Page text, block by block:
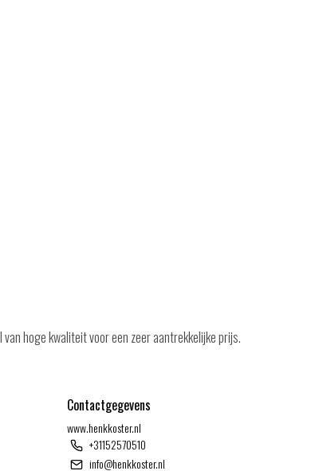
hoge kwaliteit voor een zeer aantrekkelijke prijs.
Contactgegevens
www.henkkoster.nl
+31152570510
info@henkkoster.nl